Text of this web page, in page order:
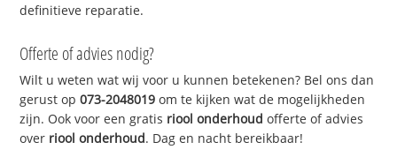
definitieve reparatie.
Offerte of advies nodig?
Wilt u weten wat wij voor u kunnen betekenen? Bel ons dan
gerust op073-2048019 om te kijken wat de mogelijkheden
zijn. Ook voor een gratis riool onderhoud offerte of advies
over riool onderhoud. Dag en nacht bereikbaar!